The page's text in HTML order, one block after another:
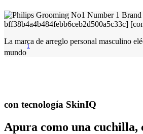
La marca de arreglo personal masculino
mundo
1
con tecnología SkinIQ
Apura como una cuchilla,